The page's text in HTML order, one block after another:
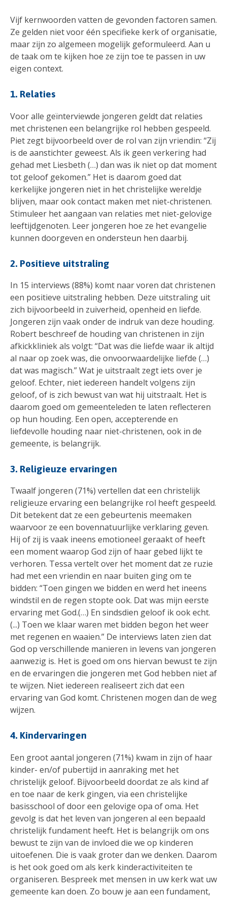
Vijf kernwoorden vatten de gevonden factoren samen.
Ze gelden niet voor één specifieke kerk of organisatie,
maar zijn zo algemeen mogelijk geformuleerd. Aan u
de taak om te kijken hoe ze zijn toe te passen in uw
eigen context.
1. Relaties
Voor alle geïnterviewde jongeren geldt dat relaties
met christenen een belangrijke rol hebben gespeeld.
Piet zegt bijvoorbeeld over de rol van zijn vriendin: “Zij
is de aanstichter geweest. Als ik geen verkering had
gehad met Liesbeth (…) dan was ik niet op dat moment
tot geloof gekomen.” Het is daarom goed dat
kerkelijke jongeren niet in het christelijke wereldje
blijven, maar ook contact maken met niet-christenen.
Stimuleer het aangaan van relaties met niet-gelovige
leeftijdgenoten. Leer jongeren hoe ze het evangelie
kunnen doorgeven en ondersteun hen daarbij.
2. Positieve uitstraling
In 15 interviews (88%) komt naar voren dat christenen
een positieve uitstraling hebben. Deze uitstraling uit
zich bijvoorbeeld in zuiverheid, openheid en liefde.
Jongeren zijn vaak onder de indruk van deze houding.
Robert beschreef de houding van christenen in zijn
afkickkliniek als volgt: “Dat was die liefde waar ik altijd
al naar op zoek was, die onvoorwaardelijke liefde (…)
dat was magisch.” Wat je uitstraalt zegt iets over je
geloof. Echter, niet iedereen handelt volgens zijn
geloof, of is zich bewust van wat hij uitstraalt. Het is
daarom goed om gemeenteleden te laten reflecteren
op hun houding. Een open, accepterende en
liefdevolle houding naar niet-christenen, ook in de
gemeente, is belangrijk.
3. Religieuze ervaringen
Twaalf jongeren (71%) vertellen dat een christelijk
religieuze ervaring een belangrijke rol heeft gespeeld.
Dit betekent dat ze een gebeurtenis meemaken
waarvoor ze een bovennatuurlijke verklaring geven.
Hij of zij is vaak ineens emotioneel geraakt of heeft
een moment waarop God zijn of haar gebed lijkt te
verhoren. Tessa vertelt over het moment dat ze ruzie
had met een vriendin en naar buiten ging om te
bidden: “Toen gingen we bidden en werd het ineens
windstil en de regen stopte ook. Dat was mijn eerste
ervaring met God.(…) En sindsdien geloof ik ook echt.
(...) Toen we klaar waren met bidden begon het weer
met regenen en waaien.” De interviews laten zien dat
God op verschillende manieren in levens van jongeren
aanwezig is. Het is goed om ons hiervan bewust te zijn
en de ervaringen die jongeren met God hebben niet af
te wijzen. Niet iedereen realiseert zich dat een
ervaring van God komt. Christenen mogen dan de weg
wijzen.
4. Kindervaringen
Een groot aantal jongeren (71%) kwam in zijn of haar
kinder- en/of pubertijd in aanraking met het
christelijk geloof. Bijvoorbeeld doordat ze als kind af
en toe naar de kerk gingen, via een christelijke
basisschool of door een gelovige opa of oma. Het
gevolg is dat het leven van jongeren al een bepaald
christelijk fundament heeft. Het is belangrijk om ons
bewust te zijn van de invloed die we op kinderen
uitoefenen. Die is vaak groter dan we denken. Daarom
is het ook goed om als kerk kinderactiviteiten te
organiseren. Bespreek met mensen in uw kerk wat uw
gemeente kan doen. Zo bouw je aan een fundament,